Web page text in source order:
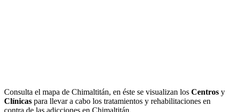
Consulta el mapa de Chimaltitán, en éste se visualizan los Centros y
Clínicas para llevar a cabo los tratamientos y rehabilitaciones en
contra de las adicciones en Chimaltitán.